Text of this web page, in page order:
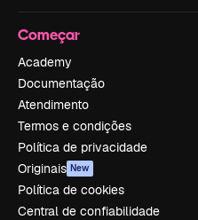
Começar
Academy
Documentação
Atendimento
Termos e condições
Política de privacidade
Originais New
Política de cookies
Central de confiabilidade